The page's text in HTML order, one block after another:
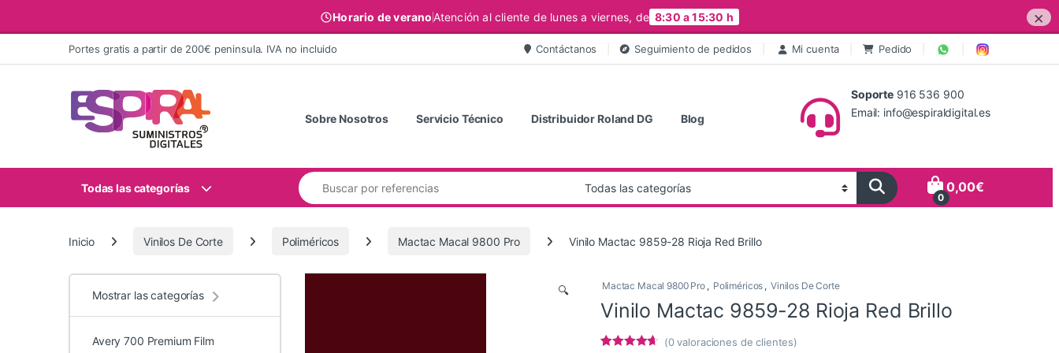
Horario de veranoAtención al cliente de lunes a viernes, de 8:30 a 15:30 h ×
Ir al contenidoPortes gratis a partir de 200€ peninsula. IVA no incluido Contáctanos Seguimiento de pedidos Mi cuenta Pedido
Sobre Nosotros Servicio Técnico Distribuidor Roland DG Blog
Soporte 916 536 900
Email: info@espiraldigital.es
Todas las categorías
Buscar:
0
0,00€
Inicio Vinilos De Corte Poliméricos Mactac Macal 9800 Pro Vinilo Mactac 9859-28 Rioja Red Brillo
🔍 Mactac Macal 9800 Pro , Poliméricos , Vinilos De Corte
Vinilo Mactac 9859-28 Rioja Red Brillo
(0valoraciones de clientes)
Mostrar las categorías
Avery 700 Premium Film